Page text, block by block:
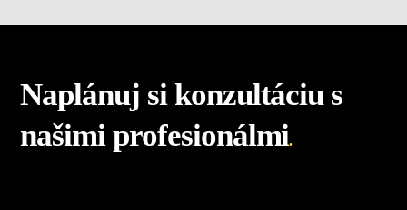
Naplánuj si konzultáciu s
našimi profesionálmi.